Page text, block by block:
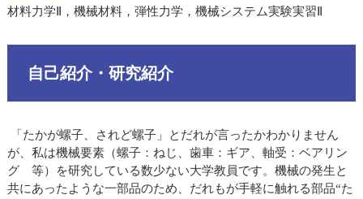
材料力学Ⅱ，機械材料，弾性力学，機械システム実験実習Ⅱ
自己紹介・研究紹介
「たかが螺子、されど螺子」とだれが言ったかわかりません
が、私は機械要素（螺子：ねじ、歯車：ギア、軸受：ベアリン
グ 等）を研究している数少ない大学教員です。機械の発生と
共にあったような一部品のため、だれもが手軽に触れる部品“た